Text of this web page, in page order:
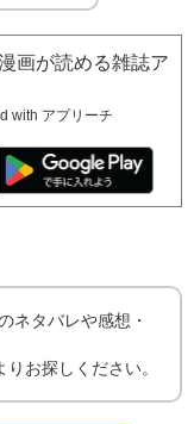
画が読める雑誌ア
with アプリーチ
ネタバレや感想・
お探しください。